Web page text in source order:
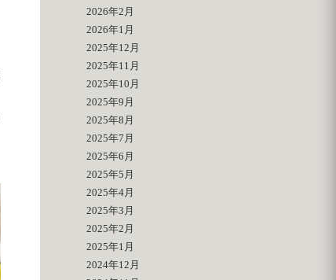
2026年2月
2026年1月
2025年12月
2025年11月
2025年10月
2025年9月
2025年8月
2025年7月
2025年6月
2025年5月
2025年4月
2025年3月
2025年2月
2025年1月
2024年12月